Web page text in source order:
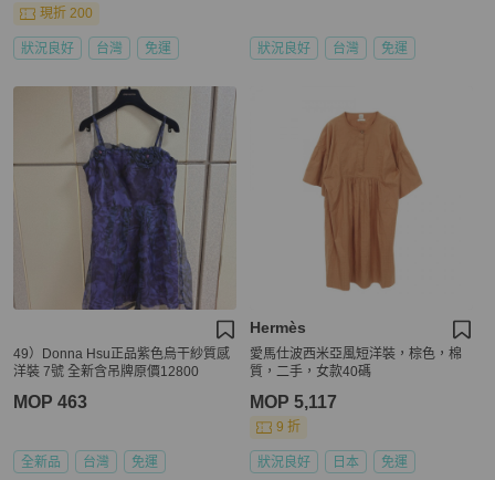
現折 200
狀況良好 台灣 免運 狀況良好 台灣 免運
49）Donna Hsu正品紫色烏干紗質感
洋裝 7號 全新含吊牌原價12800
MOP 463
全新品 台灣 免運
Hermès
愛馬仕波西米亞風短洋裝，棕色，棉
質，二手，女款40碼
MOP 5,117
9 折
狀況良好 日本 免運